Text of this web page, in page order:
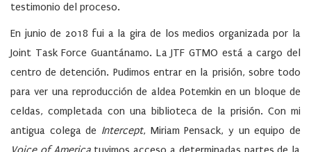
testimonio del proceso.
En junio de 2018 fui a la gira de los medios organizada por la
Joint Task Force Guantánamo. La JTF GTMO está a cargo del
centro de detención. Pudimos entrar en la prisión, sobre todo
para ver una reproducción de aldea Potemkin en un bloque de
celdas, completada con una biblioteca de la prisión. Con mi
antigua colega de Intercept, Miriam Pensack, y un equipo de